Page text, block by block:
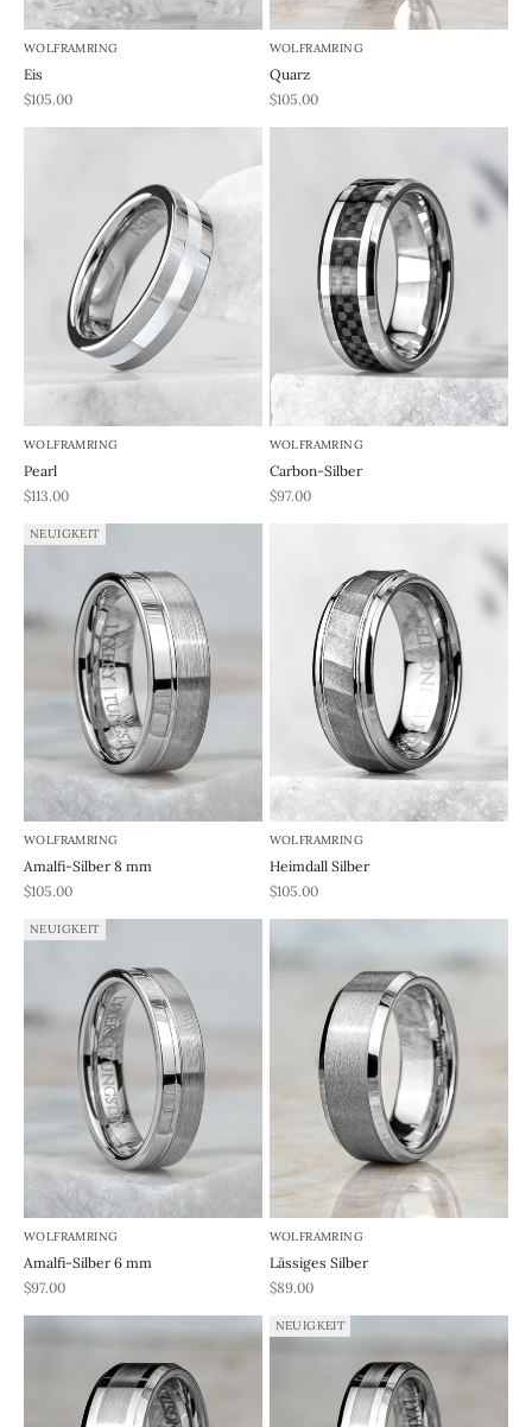
WOLFRAMRING
Eis
REA-pris
$105.00
WOLFRAMRING
Quarz
REA-pris
$105.00
WOLFRAMRING
Pearl
REA-pris
$113.00
WOLFRAMRING
Carbon-Silber
REA-pris
$97.00
NEUIGKEIT
WOLFRAMRING
Amalfi-Silber 8 mm
REA-pris
$105.00
WOLFRAMRING
Heimdall Silber
REA-pris
$105.00
NEUIGKEIT
WOLFRAMRING
Amalfi-Silber 6 mm
REA-pris
$97.00
WOLFRAMRING
Lässiges Silber
REA-pris
$89.00
NEUIGKEIT